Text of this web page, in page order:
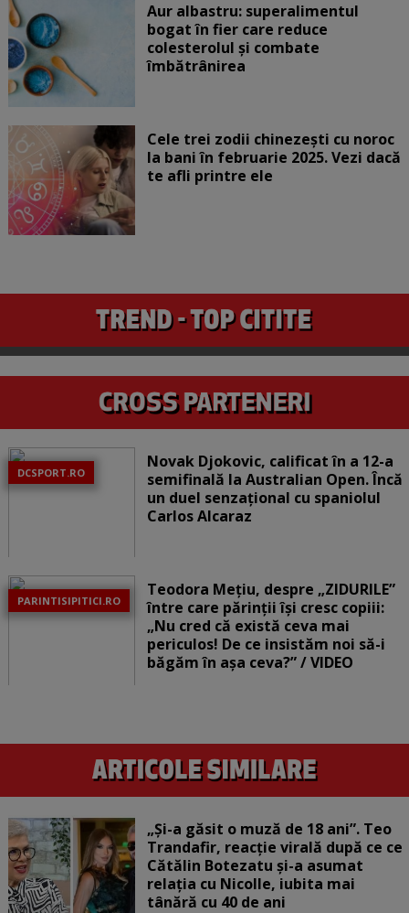
Aur albastru: superalimentul
bogat în fier care reduce
colesterolul și combate
îmbătrânirea
Cele trei zodii chinezești cu noroc
la bani în februarie 2025. Vezi dacă
te afli printre ele
DCSPORT.RO
Novak Djokovic, calificat în a 12-a
semifinală la Australian Open. Încă
un duel senzațional cu spaniolul
Carlos Alcaraz
PARINTISIPITICI.RO
Teodora Mețiu, despre „ZIDURILE”
între care părinții își cresc copiii:
„Nu cred că există ceva mai
periculos! De ce insistăm noi să-i
băgăm în așa ceva?” / VIDEO
„Și-a găsit o muză de 18 ani”. Teo
Trandafir, reacție virală după ce ce
Cătălin Botezatu și-a asumat
relația cu Nicolle, iubita mai
tânără cu 40 de ani